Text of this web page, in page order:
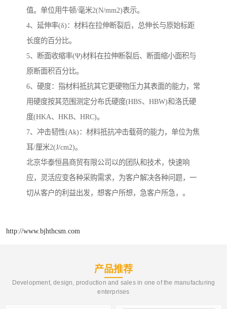
值。单位用牛顿/毫米2(N/mm2)表示。
4、延伸率(δ)：材料在拉伸断裂后，总伸长与原始标距
长度的百分比。
5、断面收缩率(Ψ)材料在拉伸断裂后、断面缩小面积与
原断面积百分比。
6、硬度：指材料抵抗其它更硬物压力其表面的能力，常
用硬度按其范围测定分布氏硬度(HBS、HBW)和洛氏硬
度(HKA、HKB、HRC)。
7、冲击韧性(Ak)：材料抵抗冲击载荷的能力，单位为焦
耳/厘米2(J/cm2)。
北京华泰恒昌商贸有限公司以的团队和技术，快速响
应，灵活应变各种采购需求，为客户解决各种问题，一
切从客户的利益出发，想客户所想，急客户所急，。
http://www.bjhthcsm.com
产品推荐
Development, design, production and sales in one of the manufacturing
enterprises